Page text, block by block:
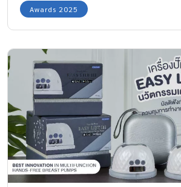
Awards 2025